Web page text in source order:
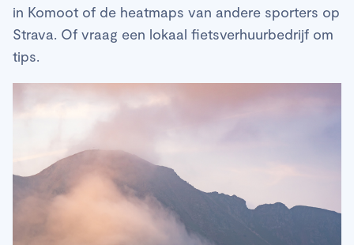
in Komoot of de heatmaps van andere sporters op
Strava. Of vraag een lokaal fietsverhuurbedrijf om
tips.